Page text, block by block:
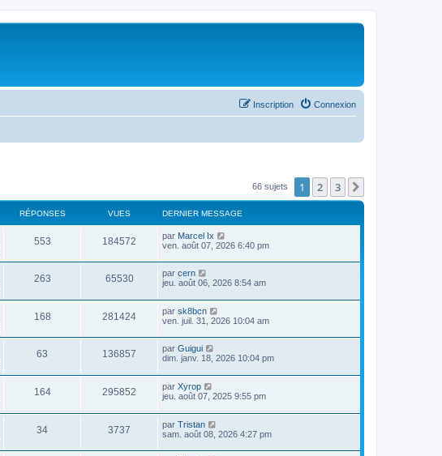
Connexion
Inscription
66 sujets 1 2 3
RÉPONSES VUES DERNIER MESSAGE
553 184572 par Marcel Ix
ven. août 07, 2026 6:40 pm
263 65530 par cern
jeu. août 06, 2026 8:54 am
168 281424 par sk8bcn
ven. juil. 31, 2026 10:04 am
63 136857 par Guigui
dim. janv. 18, 2026 10:04 pm
164 295852 par Xyrop
jeu. août 07, 2025 9:55 pm
34 3737 par Tristan
sam. août 08, 2026 4:27 pm